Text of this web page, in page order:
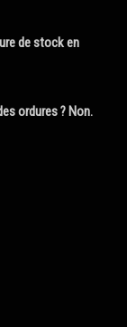
de stock en
ordures ? Non.